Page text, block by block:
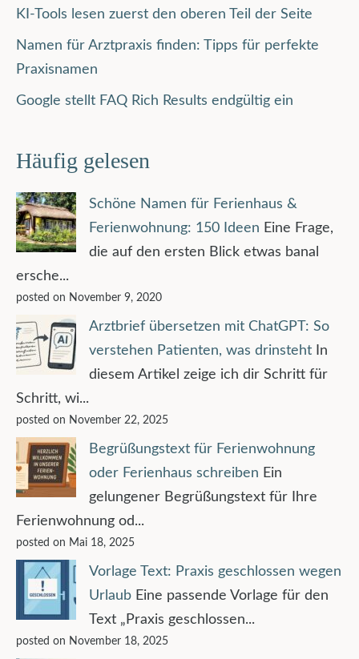
KI-Tools lesen zuerst den oberen Teil der Seite
Namen für Arztpraxis finden: Tipps für perfekte
Praxisnamen
Google stellt FAQ Rich Results endgültig ein
Häufig gelesen
Schöne Namen für Ferienhaus &
Ferienwohnung: 150 Ideen Eine Frage,
die auf den ersten Blick etwas banal
ersche...
posted on November 9, 2020
Arztbrief übersetzen mit ChatGPT: So
verstehen Patienten, was drinsteht
In
diesem Artikel zeige ich dir Schritt für
Schritt, wi...
posted on November 22, 2025
Begrüßungstext für Ferienwohnung
oder Ferienhaus schreiben Ein
gelungener Begrüßungstext für Ihre
Ferienwohnung od...
posted on Mai 18, 2025
Vorlage Text: Praxis geschlossen wegen
Urlaub Eine passende Vorlage für den
Text „Praxis geschlossen...
posted on November 18, 2025